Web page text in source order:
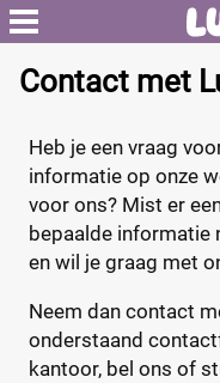
Contact met
Heb je een vraag
informatie op onze
voor ons? Mist er
bepaalde informatie
en wil je graag met
Neem dan contact
onderstaand
kantoor, bel ons of